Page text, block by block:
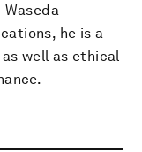
he is a
well as ethical